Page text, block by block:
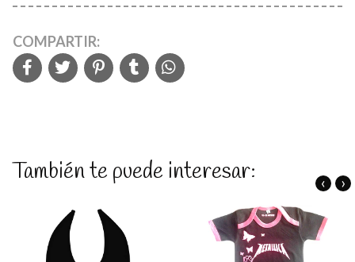
COMPARTIR:
También te puede interesar: ‹ ›